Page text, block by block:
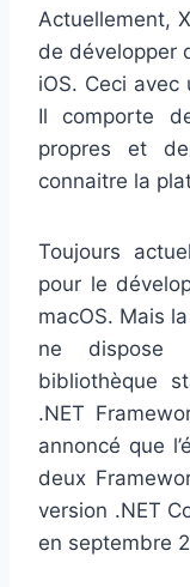
Actuellement,
de développer
iOS. Ceci
Il comporte
propres et
connaitre la
Toujours
pour le
macOS. Mais
ne dispose
bibliothèque
.NET
annoncé que
deux
version .NET
en septembre